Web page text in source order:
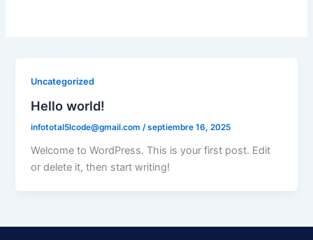
Uncategorized
Hello world!
infototal5lcode@gmail.com/septiembre 16, 2025
Welcome to WordPress. This is your first post. Edit
or delete it, then start writing!